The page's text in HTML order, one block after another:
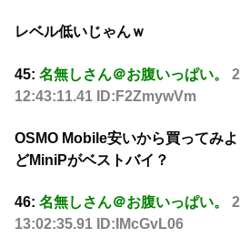
レベル低いじゃんｗ
45: 名無しさん＠お腹いっぱい。
12:43:11.41 ID:F2ZmywVm
OSMO Mobile安いから買ってみ
どMiniPがベストバイ？
46: 名無しさん＠お腹いっぱい。
13:02:35.91 ID:IMcGvL06